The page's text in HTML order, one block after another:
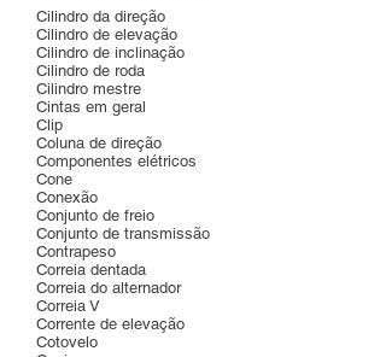
Cilindro da direção
Cilindro de elevação
Cilindro de inclinação
Cilindro de roda
Cilindro mestre
Cintas em geral
Clip
Coluna de direção
Componentes elétricos
Cone
Conexão
Conjunto de freio
Conjunto de transmissão
Contrapeso
Correia dentada
Correia do alternador
Correia V
Corrente de elevação
Cotovelo